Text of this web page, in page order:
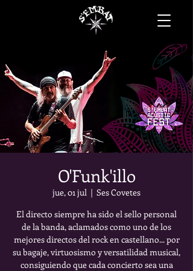
O'Funk'illo
jue, 01 jul
  |
Ses Covetes
El directo siempre ha sido el sello personal
de la banda, aclamados como uno de los
mejores directos del rock en castellano... por
su bagaje, virtuosismo y versatilidad musical,
consiguiendo que cada concierto sea una